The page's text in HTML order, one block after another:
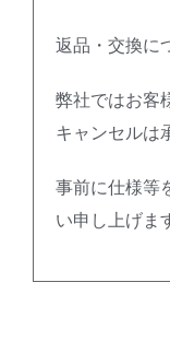
返品・交換に
弊社ではお客
キャンセルは
事前に仕様等
い申し上げま